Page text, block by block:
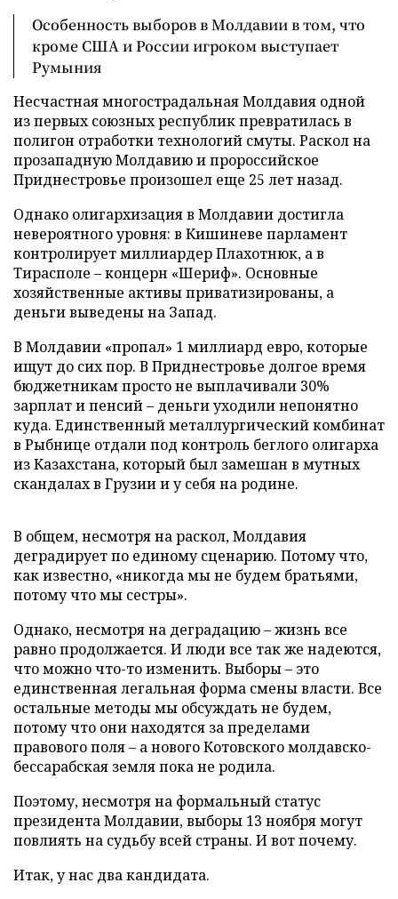
Особенность выборов в Молдавии в том, что
кроме США и России игроком выступает
Румыния
Несчастная многострадальная Молдавия одной
из первых союзных республик превратилась в
полигон отработки технологий смуты. Раскол на
прозападную Молдавию и пророссийское
Приднестровье произошел еще 25 лет назад.
Однако олигархизация в Молдавии достигла
невероятного уровня: в Кишиневе парламент
контролирует миллиардер Плахотнюк, а в
Тирасполе – концерн «Шериф». Основные
хозяйственные активы приватизированы, а
деньги выведены на Запад.
В Молдавии «пропал» 1 миллиард евро, которые
ищут до сих пор. В Приднестровье долгое время
бюджетникам просто не выплачивали 30%
зарплат и пенсий – деньги уходили непонятно
куда. Единственный металлургический комбинат
в Рыбнице отдали под контроль беглого олигарха
из Казахстана, который был замешан в мутных
скандалах в Грузии и у себя на родине.
В общем, несмотря на раскол, Молдавия
деградирует по единому сценарию. Потому что,
как известно, «никогда мы не будем братьями,
потому что мы сестры».
Однако, несмотря на деградацию – жизнь все
равно продолжается. И люди все так же надеются,
что можно что-то изменить. Выборы – это
единственная легальная форма смены власти. Все
остальные методы мы обсуждать не будем,
потому что они находятся за пределами
правового поля – а нового Котовского молдавско-
бессарабская земля пока не родила.
Поэтому, несмотря на формальный статус
президента Молдавии, выборы 13 ноября могут
повлиять на судьбу всей страны. И вот почему.
Итак, у нас два кандидата.